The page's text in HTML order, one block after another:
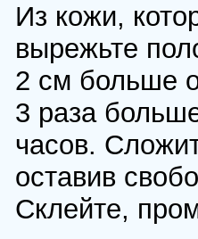
Из кожи,
вырежьте
2 см больше
3 раза
часов.
оставив
Склейте,